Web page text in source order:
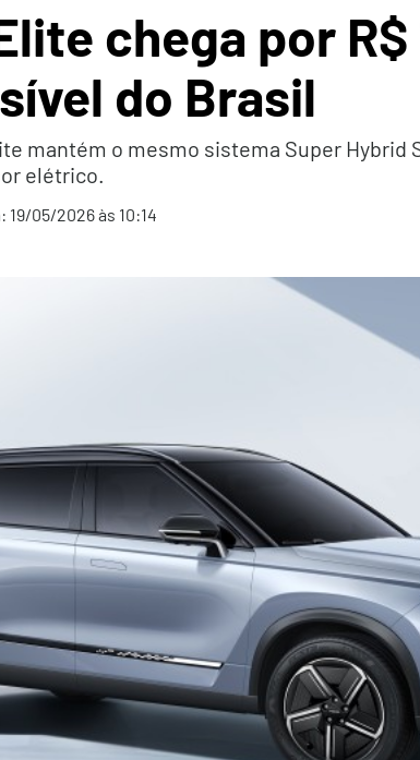
chega por R$
do Brasil
mantém o mesmo sistema Super
elétrico.
19/05/2026 às 10:14